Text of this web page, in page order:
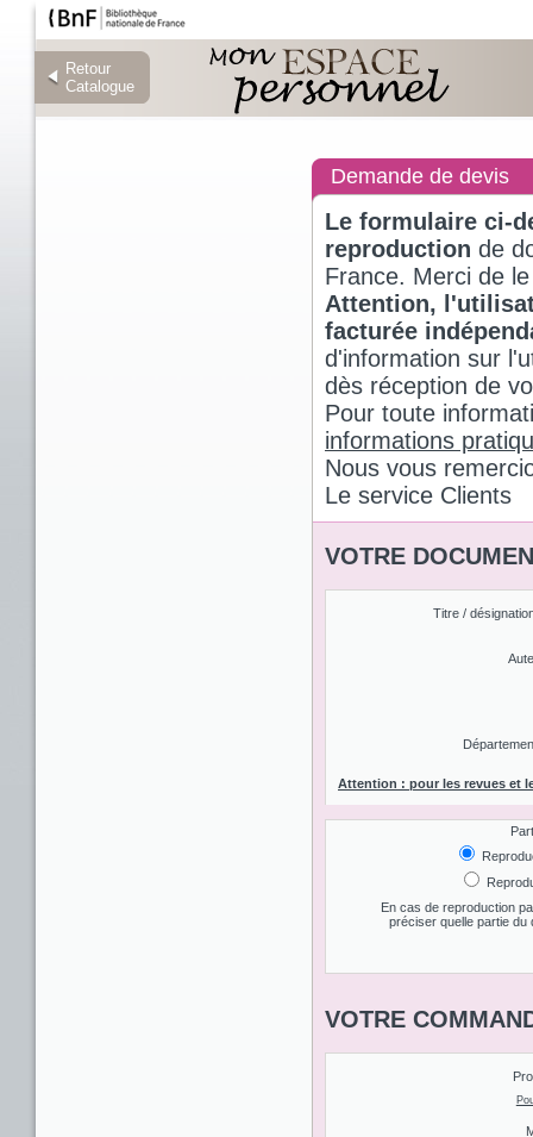
Retour
Catalogue
Retour
Catalogue
Demande de devis
Le formulaire ci-
reproduction de
France. Merci de
Attention,
facturée
d'information sur
dès réception de
Pour toute
informations
Nous vous
Le service Clients
VOTRE
Titre /
Attention : pour les revues et
En cas de reproduction
préciser quelle partie du
VOTRE